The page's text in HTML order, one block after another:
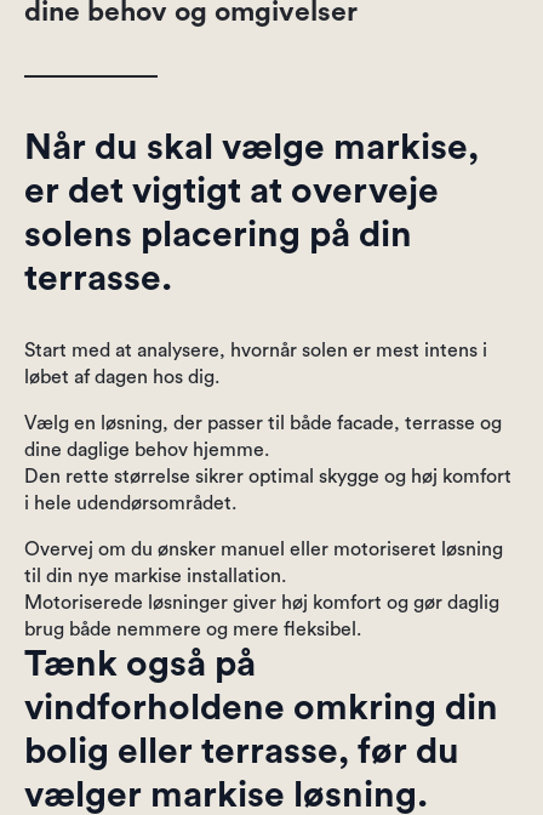
dine behov og omgivelser
Når du skal vælge markise,
er det vigtigt at overveje
solens placering på din
terrasse.
Start med at analysere, hvornår solen er mest intens i
løbet af dagen hos dig.
Vælg en løsning, der passer til både facade, terrasse og
dine daglige behov hjemme.
Den rette størrelse sikrer optimal skygge og høj komfort
i hele udendørsområdet.
Overvej om du ønsker manuel eller motoriseret løsning
til din nye markise installation.
Motoriserede løsninger giver høj komfort og gør daglig
brug både nemmere og mere fleksibel.
Tænk også på
vindforholdene omkring din
bolig eller terrasse, før du
vælger markise løsning.